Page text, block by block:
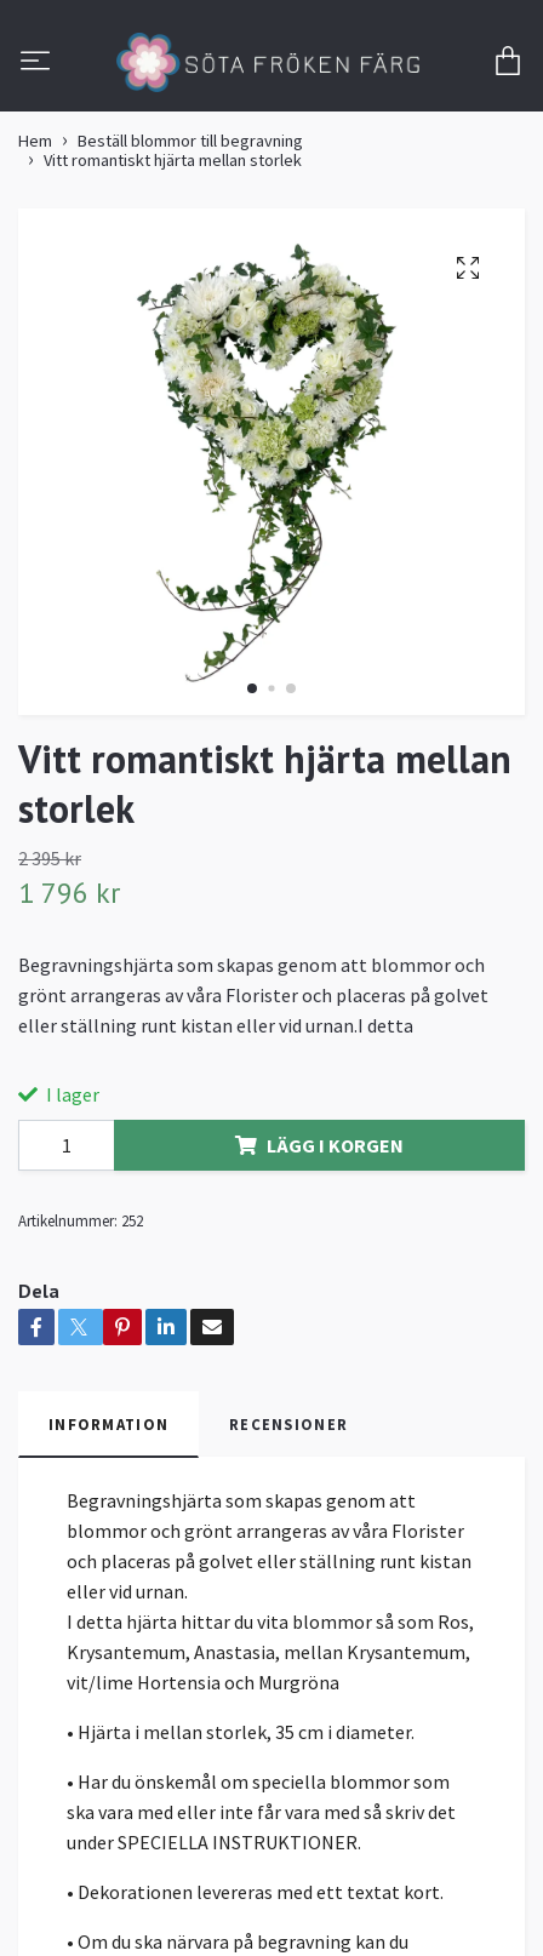
Hem
Beställ blommor till begravning
Vitt romantiskt hjärta mellan storlek
Vitt romantiskt hjärta mellan
storlek
2 395 kr
1 796 kr
Begravningshjärta som skapas genom att blommor och
grönt arrangeras av våra Florister och placeras på golvet
eller ställning runt kistan eller vid urnan.I detta
I lager
LÄGG I KORGEN
Artikelnummer: 252
Dela
INFORMATION RECENSIONER
Begravningshjärta som skapas genom att
blommor och grönt arrangeras av våra Florister
och placeras på golvet eller ställning runt kistan
eller vid urnan.
I detta hjärta hittar du vita blommor så som Ros,
Krysantemum, Anastasia, mellan Krysantemum,
vit/lime Hortensia och Murgröna
• Hjärta i mellan storlek, 35 cm i diameter.
• Har du önskemål om speciella blommor som
ska vara med eller inte får vara med så skriv det
under SPECIELLA INSTRUKTIONER.
• Dekorationen levereras med ett textat kort.
• Om du ska närvara på begravning kan du